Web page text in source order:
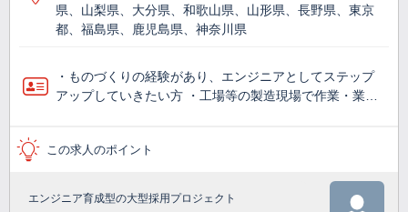
県、山梨県、大分県、和歌山県、山形県、長野県、東京
都、福島県、鹿児島県、神奈川県
・ものづくりの経験があり、エンジニアとしてステップ
アップしていきたい方 ・工場等の製造現場で作業・業…
この求人のポイント
エンジニア育成型の大型採用プロジェクト